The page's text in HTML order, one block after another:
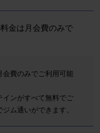
金は月会費のみで
会費のみでご利用可能
インがすべて無料でご
ム通いができます。